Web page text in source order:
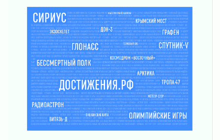
04 августа 2026
Важная информация
04 августа 2026
Что делать со сбережениями
04 августа 2026
Награды нашли строителей
03 августа 2026
Ленобласть повышает производительность
труда в ЖКХ
03 августа 2026
Поддержка волонтерских объединений
03 августа 2026